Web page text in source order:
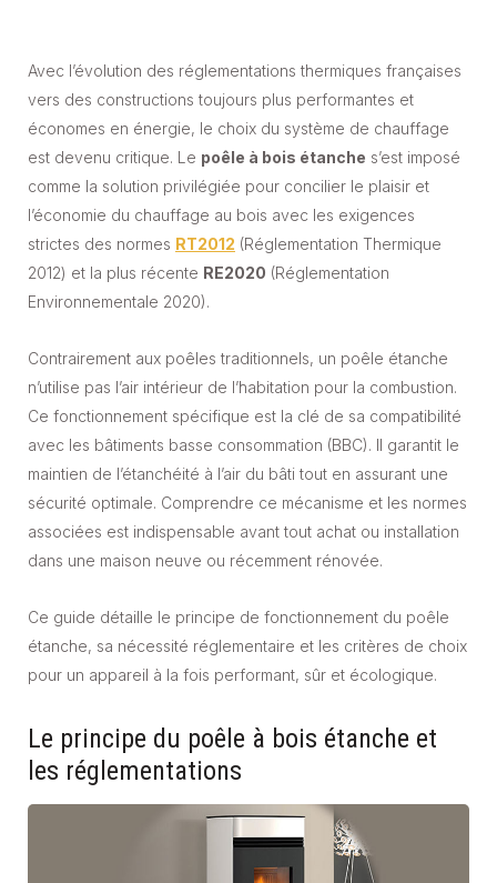
Avec l’évolution des réglementations thermiques françaises
vers des constructions toujours plus performantes et
économes en énergie, le choix du système de chauffage
est devenu critique. Le poêle à bois étanche s’est imposé
comme la solution privilégiée pour concilier le plaisir et
l’économie du chauffage au bois avec les exigences
strictes des normes RT2012 (Réglementation Thermique
2012) et la plus récente RE2020 (Réglementation
Environnementale 2020).
Contrairement aux poêles traditionnels, un poêle étanche
n’utilise pas l’air intérieur de l’habitation pour la combustion.
Ce fonctionnement spécifique est la clé de sa compatibilité
avec les bâtiments basse consommation (BBC). Il garantit le
maintien de l’étanchéité à l’air du bâti tout en assurant une
sécurité optimale. Comprendre ce mécanisme et les normes
associées est indispensable avant tout achat ou installation
dans une maison neuve ou récemment rénovée.
Ce guide détaille le principe de fonctionnement du poêle
étanche, sa nécessité réglementaire et les critères de choix
pour un appareil à la fois performant, sûr et écologique.
Le principe du poêle à bois étanche et
les réglementations